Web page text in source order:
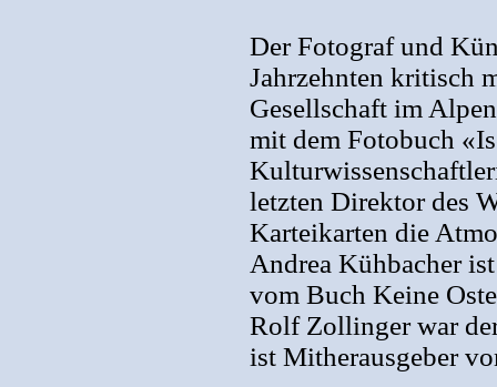
Der Fotograf und
Jahrzehnten kritisch
Gesellschaft im
mit dem Fotobuch
letzten Direktor des
Karteikarten die
Andrea Kühbacher
vom Buch Keine
Rolf Zollinger war
ist Mitherausgeber